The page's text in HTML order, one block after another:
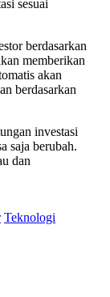
sesuai
berdasarkan
memberikan
akan
berdasarkan
investasi
saja berubah.
dan
Teknologi